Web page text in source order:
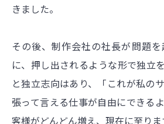
きました。
その後、制作会社の社長が問題
に、押し出されるような形で独立
と独立志向はあり、「これが私の
張って言える仕事が自由にできる
客様がどんどん増え、現在に至りま